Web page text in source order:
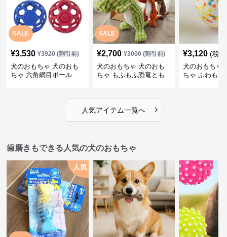
SALE
¥3,530 ¥3920(割引前)
犬のおもちゃ 犬のおも
ちゃ 六角網目ボール
SALE
¥2,700 ¥3000(割引前)
犬のおもちゃ 犬のおも
ちゃ もふもふ恐竜とも
¥3,120 (税
犬のおもちゃ
ちゃ ふわもこ
人気アイテム一覧へ ›
歯磨きもできる人気の犬のおもちゃ
人気